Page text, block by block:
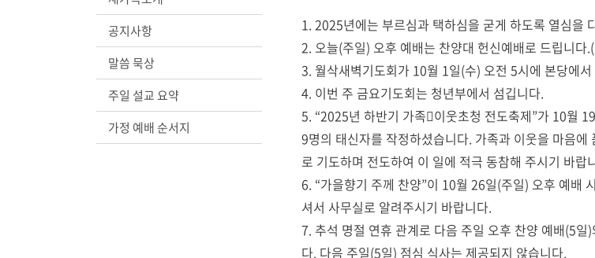
공지사항
말씀 묵상
주일 설교 요약
가정 예배 순서지
1. 2025년에는 부르심과 택하심을 굳게 하도록 열심을
2. 오늘(주일) 오후 예배는 찬양대 헌신예배로 드립니다
3. 월삭새벽기도회가 10월 1일(수) 오전 5시에 본당에
4. 이번 주 금요기도회는 청년부에서 섬깁니다.
5. “2025년 하반기 가족이웃초청 전도축제”가 10월
9명의 태신자를 작정하셨습니다. 가족과 이웃을 마음
로 기도하며 전도하여 이 일에 적극 동참해 주시기 바랍
6. “가을향기 주께 찬양”이 10월 26일(주일) 오후 예배
셔서 사무실로 알려주시기 바랍니다.
7. 추석 명절 연휴 관계로 다음 주일 오후 찬양 예배(5
다. 다음 주일(5일) 점심 식사는 제공되지 않습니다.